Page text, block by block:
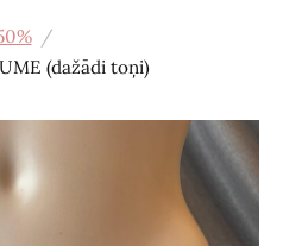
(dažādi toņi)